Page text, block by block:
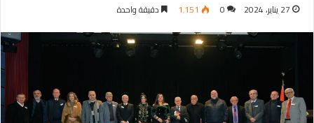
27 يناير، 2024 0 1٬151 دقيقة واحدة